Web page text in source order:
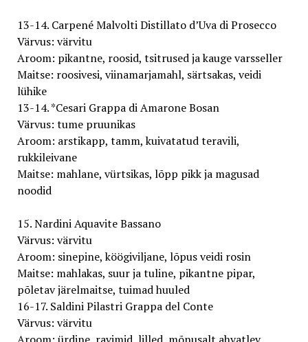
13-14. Carpené Malvolti Distillato d’Uva di Prosecco
Värvus: värvitu
Aroom: pikantne, roosid, tsitrused ja kauge varsseller
Maitse: roosivesi, viinamarjamahl, särtsakas, veidi
lühike
13-14. *Cesari Grappa di Amarone Bosan
Värvus: tume pruunikas
Aroom: arstikapp, tamm, kuivatatud teravili,
rukkileivane
Maitse: mahlane, vürtsikas, lõpp pikk ja magusad
noodid
15. Nardini Aquavite Bassano
Värvus: värvitu
Aroom: sinepine, köögiviljane, lõpus veidi rosin
Maitse: mahlakas, suur ja tuline, pikantne pipar,
põletav järelmaitse, tuimad huuled
16-17. Saldini Pilastri Grappa del Conte
Värvus: värvitu